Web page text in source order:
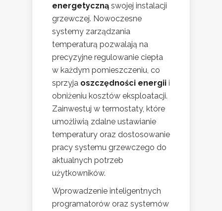
energetyczną swojej instalacji
grzewczej. Nowoczesne
systemy zarządzania
temperaturą pozwalają na
precyzyjne regulowanie ciepła
w każdym pomieszczeniu, co
sprzyja oszczędności energii i
obniżeniu kosztów eksploatacji.
Zainwestuj w termostaty, które
umożliwią zdalne ustawianie
temperatury oraz dostosowanie
pracy systemu grzewczego do
aktualnych potrzeb
użytkowników.
Wprowadzenie inteligentnych
programatorów oraz systemów